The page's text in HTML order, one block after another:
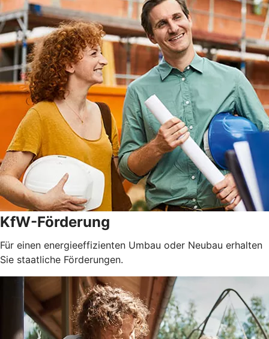
KfW-Förderung
Für einen energieeffizienten Umbau oder Neubau erhalten
Sie staatliche Förderungen.